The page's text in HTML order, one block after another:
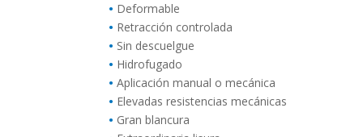
• Deformable
• Retracción controlada
• Sin descuelgue
• Hidrofugado
• Aplicación manual o mecánica
• Elevadas resistencias mecánicas
• Gran blancura